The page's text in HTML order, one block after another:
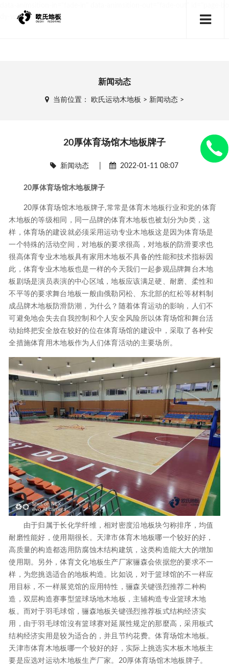
dy-wrap">
新闻动态
当前位置： 欧氏运动木地板 > 新闻动态 >
20厚体育场馆木地板牌子
新闻动态 2022-01-11 08:07
20厚体育场馆木地板牌子
20厚体育场馆木地板牌子,常常是体育木地板行业和党的体育
木地板的等级相同，同一品牌的体育木地板也被划分为b类，这
样，体育场的建设就必须采用运动专业木地板这是因为体育场是
一个特殊的活动空间，对地板的要求很高，对地板的防滑要求也
很高体育专业木地板具有家用木地板不具备的性能和技术指标因
此，体育专业木地板也是一样的今天我们一起参观品牌舞台木地
板剧场是演员表演的中心区域，地板应该满足硬、耐磨、柔性和
不平等的要求舞台地板一般由俄勒冈松、东北部的红松等材料制
成品牌木地板防滑防潮，为什么？随着体育运动的影响，人们不
可避免地会失去自我控制和个人安全风险所以体育场馆和舞台活
动始终把安全放在较好的位在体育场馆的建设中，采取了各种安
全措施体育用木地板作为人们体育活动的主要场所。
由于归属于长化学纤维，相对密度沿地板块匀称排序，均值
耐磨性能好，使用期很长。天津市体育木地板哪一个较好的好，
高质量的构造都选用防腐蚀木结构建筑，这类构造能大大的增加
使用期。另外，体育文化地板生产厂家骊森会依据您的要求不一
样，为您挑选适合的地板构造。比如说，对于篮球馆的不一样应
用目标，不一样展览馆的应用特性，骊森关键强烈推荐二种构
造，双层构造赛事型篮球场地木地板，主辅构造专业篮球木地
板。而对于羽毛球馆，骊森地板关键强烈推荐板式结构经济实
用，由于羽毛球馆沒有篮球赛对延展性规定的那麼高，采用板式
结构经济实用是较为适合的，并且节约花费。体育场馆木地板。
天津市体育木地板哪一个较好的好，实际上挑选实木板木地板主
要是应选对运动木地板生产厂家。20厚体育场馆木地板牌子。